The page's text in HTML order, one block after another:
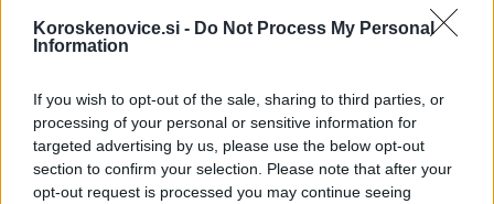
Koroskenovice.si - Do Not Process My Personal
Information
If you wish to opt-out of the sale, sharing to third parties, or
processing of your personal or sensitive information for
targeted advertising by us, please use the below opt-out
section to confirm your selection. Please note that after your
opt-out request is processed you may continue seeing
12. aprila okoli 20. ure v Radljah ob Dravi.
Prav tam,
kjer jepred skoraj natanko tremi leti dosegel
Guinnessov rekord v najdaljšem neprekinjenem
kegljanju z devetimi keglji, ki je trajalo 24 ur.
Na spletni strani https://stoklas.si/ga lahko, kot